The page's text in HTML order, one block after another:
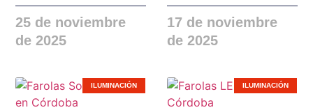
25 de noviembre
de 2025
17 de noviembre
de 2025
ILUMINACIÓN ILUMINACIÓN